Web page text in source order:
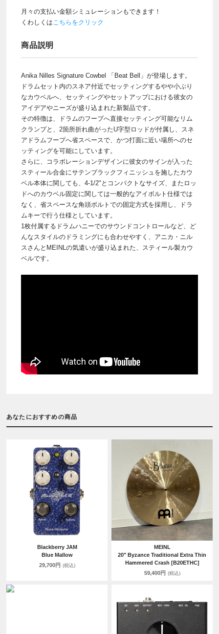
月々の支払い金額シミュレーションもできます！
くわしくはこちらをクリック
商品説明
Anika Nilles Signature Cowbel 「Beat Bell」が登場します。
ドラムセット内のスネア付近でセッティングするやや小ぶり
なカウベルへ、セッティングやセットアップにおける彼女の
アイデアやニーズが盛り込まれた新製品です。
その特徴は、ドラムのフープへ直接セッティング可能なリム
クランプと、2箇所折れ曲がったU字型ロッドが付属し、スネ
アドラムフープへ省スペースで、かつ打面に近い場所へのセ
ッティングを可能にしています。
さらに、コラボレーションデザインに彼女のサインが入った
スティール合金にサテンブラックフィニッシュを施したカウ
ベル本体に関しても、4-1/2"とコンパクトなサイズ、またロッ
ドへのカウベル固定に関しては一般的なアイボルト仕様では
なく、省スペースな角頭ボルトでの固定方式を採用し、ドラ
ムキーで行う仕様としています。
1枚付属するドラムハニーでのサウンドコントロールなど、ど
んなスタイルのドラミングにも合わせやすく、アニカ・ニル
スさんとMEINLの気遣いが盛り込まれた、スティール製カウ
ベルです。
あなたにおすすめの商品
Blackberry JAM
Blue Mallow
29,700円 (税込)
MEINL
20" Byzance Traditional Extra Thin
Hammered Crash [B20ETHC]
59,400円 (税込)